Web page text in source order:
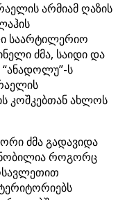
არმიამ ღაზის
საარტილერიო
ძმა, საიდი და
ს
კოშკებთან ახლოს
ძმა გადავიდა
როგორც